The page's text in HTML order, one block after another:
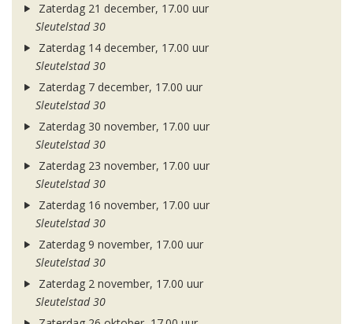
Zaterdag 21 december, 17.00 uur
Sleutelstad 30
Zaterdag 14 december, 17.00 uur
Sleutelstad 30
Zaterdag 7 december, 17.00 uur
Sleutelstad 30
Zaterdag 30 november, 17.00 uur
Sleutelstad 30
Zaterdag 23 november, 17.00 uur
Sleutelstad 30
Zaterdag 16 november, 17.00 uur
Sleutelstad 30
Zaterdag 9 november, 17.00 uur
Sleutelstad 30
Zaterdag 2 november, 17.00 uur
Sleutelstad 30